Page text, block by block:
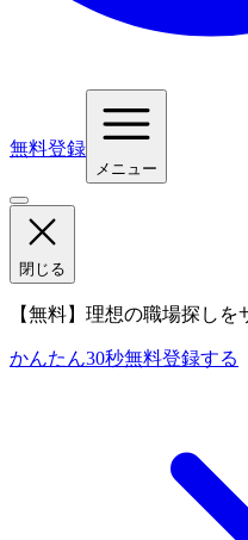
無料登録
メニュー
閉じる
【無料】理想の職場探しを
かんたん30秒無料登録する